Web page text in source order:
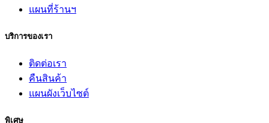
แผนที่ร้านฯ
บริการของเรา
ติดต่อเรา
คืนสินค้า
แผนผังเว็บไซต์
พิเศษ